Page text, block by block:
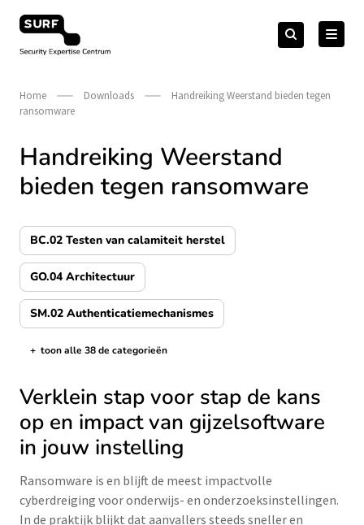
naar
Security Expertise Centrum – by SURF
Zoeken
naar:Zoeken
Home Downloads
Handreiking Weerstand bieden tegen
ransomware
Handreiking Weerstand
bieden tegen ransomware
BC.02 Testen van calamiteit herstel
GO.04 Architectuur
SM.02 Authenticatiemechanismes
de categorieën tonen/verbergen
+ toon alle 38 de categorieën
Verklein stap voor stap de kans
op en impact van gijzelsoftware
in jouw instelling
Ransomware is en blijft de meest impactvolle
cyberdreiging voor onderwijs- en onderzoeksinstellingen.
In de praktijk blijkt dat aanvallers steeds sneller en